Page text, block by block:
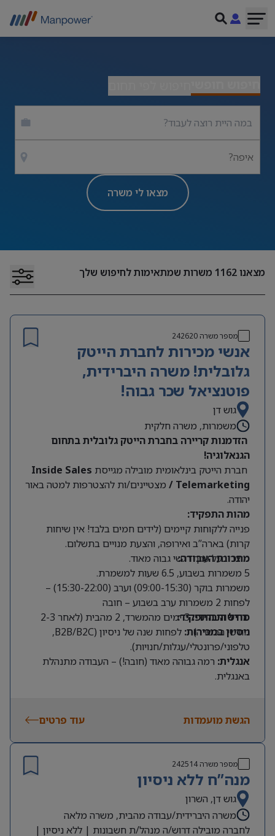
איפה?
מצאו לי משרה
מצאנו1162 משרות שמתאימות לחיפוש שלך
מספר משרה242620
אנשי מכירות לחברת הייטק
גלובלית! משרה היברידית,
פוטנציאל שכר גבוה!
גוש דן
משמרות, משרה חלקית
הזדמנות קריירה בחברת הייטק גלובלית בתחום
הגנאלוגיה!
חברת הייטק בינלאומית מובילה מגייסת Inside Sales
/ Telemarketing מצטיינים/ות להצטרפות למטה באור
יהודה.
מהות התפקיד:
פנייה ללקוחות קיימים (לידים חמים בלבד! אין שיחות
קרות) בארה”ב ואירופה, והצעת מנויים בתשלום.
מוצר בעל ערך רגשי גבוה מאוד.
מתכונת העבודה:
5 משמרות בשבוע, 6.5 שעות למשמרת.
משמרות בוקר (09:00-15:30) וערב (15:30-22:00) –
לפחות 2 משמרות ערב בשבוע – חובה
מודל היברידי:
3 ימים מהמשרד, 2 מהבית (לאחר 2-3
חודשי הכשרה).
דרישות התפקיד:
ניסיון במכירות:
לפחות שנה של ניסיון (B2B/B2C,
טלפוני/פרונטלי/עגלות/חנויות).
אנגלית: רמה גבוהה מאוד (חובה!) – העבודה מתנהלת
באנגלית.
הגשת מועמדות
עוד פרטים
מספר משרה242514
מנה”ח ללא ניסיון
גוש דן, השרון
משרה היברידית/עבודה מהבית, משרה מלאה
לחברה מובילה דרוש/ה מנהל/ת חשבונות | ללא ניסיון |